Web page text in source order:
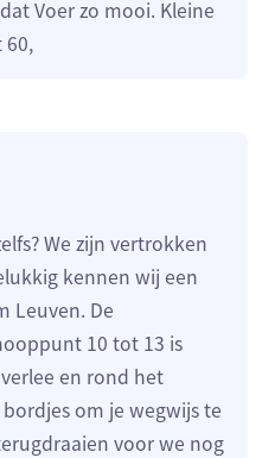
Voer zo mooi. Kleine
60,
We zijn vertrokken
kennen wij een
Leuven. De
10 tot 13 is
en rond het
om je wegwijs te
voor we nog